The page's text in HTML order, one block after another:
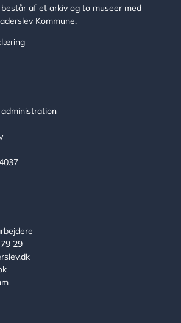
af et arkiv og to museer med
Kommune.
29